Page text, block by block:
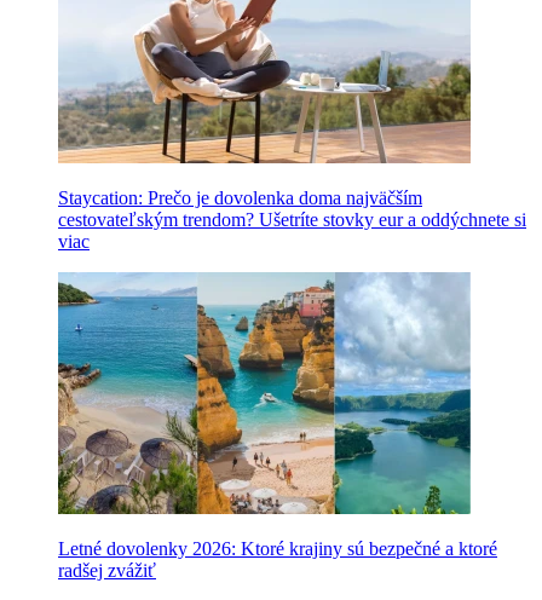
Staycation: Prečo je dovolenka doma najväčším
cestovateľským trendom? Ušetríte stovky eur a oddýchnete si
viac
Letné dovolenky 2026: Ktoré krajiny sú bezpečné a ktoré
radšej zvážiť